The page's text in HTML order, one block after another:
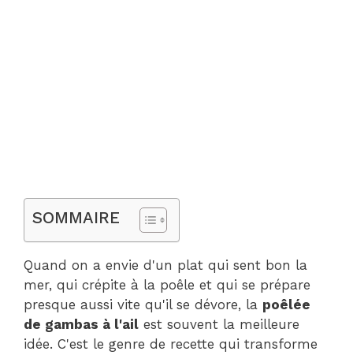
SOMMAIRE
Quand on a envie d'un plat qui sent bon la
mer, qui crépite à la poêle et qui se prépare
presque aussi vite qu'il se dévore, la poêlée
de gambas à l'ail est souvent la meilleure
idée. C'est le genre de recette qui transforme